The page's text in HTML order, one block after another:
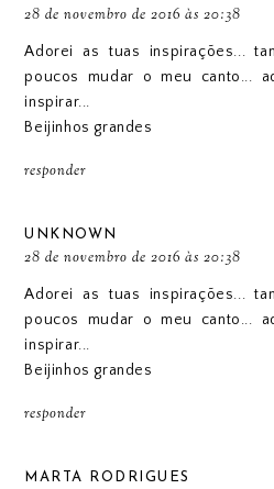
28 de novembro de 2016 às 20:38
Adorei as tuas inspirações...
poucos mudar o meu canto...
inspirar...
Beijinhos grandes
responder
UNKNOWN
28 de novembro de 2016 às 20:38
Adorei as tuas inspirações...
poucos mudar o meu canto...
inspirar...
Beijinhos grandes
responder
MARTA RODRIGUES